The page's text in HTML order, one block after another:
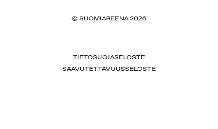
© SUOMIAREENA 2026
TIETOSUOJASELOSTE
SAAVUTETTAVUUSSELOSTE